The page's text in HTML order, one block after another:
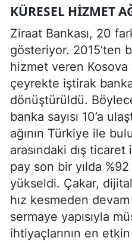
KÜRESEL HIZMET
Ziraat Bankası, 20
gösteriyor. 2015’ten
hizmet veren Kosova
çeyrekte iştirak
dönüştürüldü.
banka sayısı 10’a
ağının Türkiye ile
arasındaki dış ticaret
pay son bir yılda
yükseldi. Çakar, dijital
hız kesmeden
sermaye yapısıyla
ihtiyaçlarının en etkin